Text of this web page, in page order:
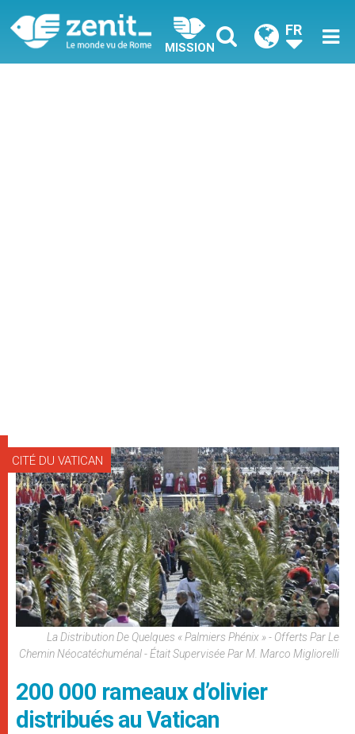
MISSION
FR
CITÉ DU VATICAN
La Distribution De Quelques « Palmiers Phénix » - Offerts Par Le
Chemin Néocatéchuménal - Était Supervisée Par M. Marco Migliorelli
200 000 rameaux d’olivier
distribués au Vatican